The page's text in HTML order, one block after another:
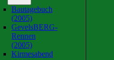
Bautagebuch
(2005)
GevelsBERG-
Rennen
(2005)
Kirmesabend